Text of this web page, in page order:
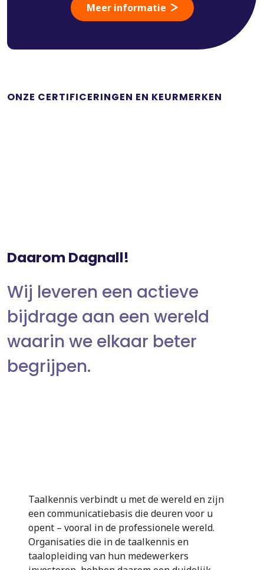
Meer informatie
ONZE CERTIFICERINGEN EN KEURMERKEN
Daarom Dagnall!
Wij leveren een actieve
bijdrage aan een wereld
waarin we elkaar beter
begrijpen.
Taalkennis verbindt u met de wereld en zijn
een communicatiebasis die deuren voor u
opent – vooral in de professionele wereld.
Organisaties die in de taalkennis en
taalopleiding van hun medewerkers